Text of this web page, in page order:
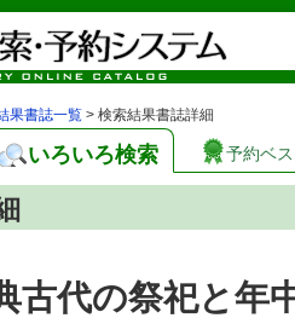
果書誌一覧 > 検索結果書誌詳細
いろいろ検索 予約ベ
古代の祭祀と年